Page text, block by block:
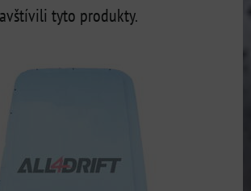
tyto produkty.